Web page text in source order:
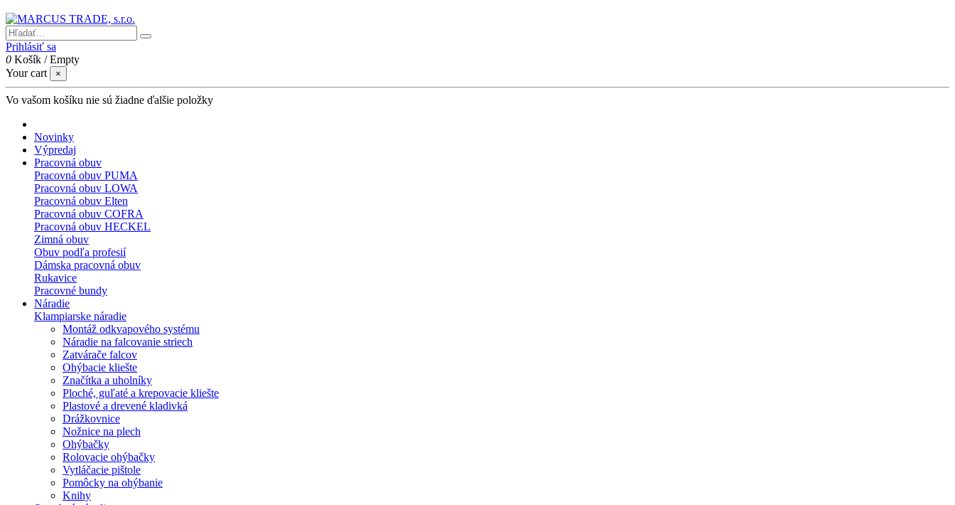
Prihlásiť sa
0 Košík /Empty
Your cart
×
Vo vašom košíku nie sú žiadne ďalšie položky
Novinky
Výpredaj
Pracovná obuv
Pracovná obuv PUMA
Pracovná obuv LOWA
Pracovná obuv Elten
Pracovná obuv COFRA
Pracovná obuv HECKEL
Zimná obuv
Obuv podľa profesií
Dámska pracovná obuv
Rukavice
Pracovné bundy
Náradie
Klampiarske náradie
Montáž odkvapového systému
Náradie na falcovanie striech
Zatvárače falcov
Ohýbacie kliešte
Značítka a uholníky
Ploché, guľaté a krepovacie kliešte
Plastové a drevené kladivká
Drážkovnice
Nožnice na plech
Ohýbačky
Rolovacie ohýbačky
Vytláčacie pištole
Pomôcky na ohýbanie
Knihy